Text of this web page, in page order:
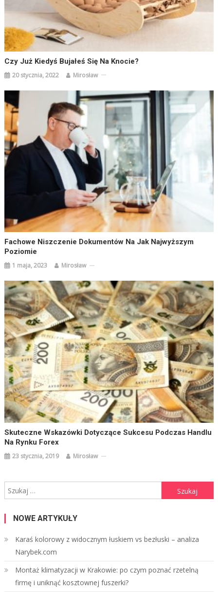
Czy Już Kiedyś Bujałeś Się Na Knocie?
20 stycznia, 2022 Mirosław
Fachowe Niszczenie Dokumentów Na Jak Najwyższym
Poziomie
1 maja, 2023 Mirosław
Skuteczne Wskazówki Dotyczące Sukcesu Podczas Handlu
Na Rynku Forex
23 stycznia, 2019 Mirosław
Szukaj:
NOWE ARTYKUŁY
Karaś kolorowy z widocznym łuskiem vs bezłuski – analiza
Narybek.com
Montaż klimatyzacji w Krakowie: po czym poznać rzetelną
firmę i uniknąć kosztownej fuszerki?